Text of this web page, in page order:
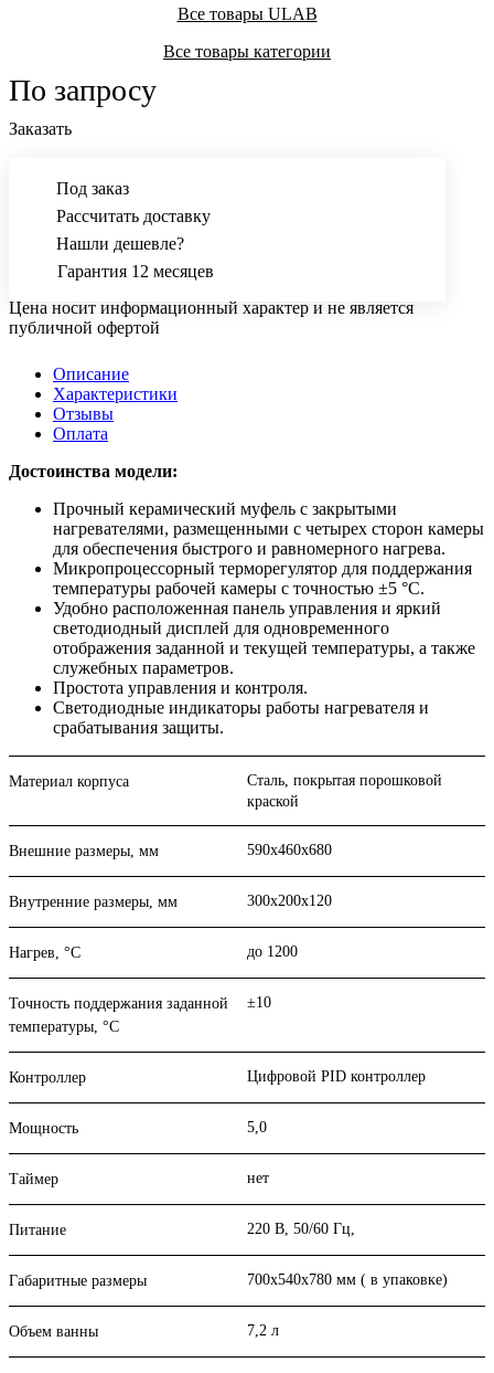
Все товары ULAB
Все товары категории
По запросу
Заказать
Под заказ
Рассчитать доставку
Нашли дешевле?
Гарантия 12 месяцев
Цена носит информационный характер и не является
публичной офертой
Описание
Характеристики
Отзывы
Оплата
Достоинства модели:
Прочный керамический муфель с закрытыми
нагревателями, размещенными с четырех сторон камеры
для обеспечения быстрого и равномерного нагрева.
Микропроцессорный терморегулятор для поддержания
температуры рабочей камеры с точностью ±5 °С.
Удобно расположенная панель управления и яркий
светодиодный дисплей для одновременного
отображения заданной и текущей температуры, а также
служебных параметров.
Простота управления и контроля.
Светодиодные индикаторы работы нагревателя и
срабатывания защиты.
Материал корпуса
Сталь, покрытая порошковой
краской
Внешние размеры, мм 590х460х680
Внутренние размеры, мм 300х200х120
Нагрев, °С до 1200
Точность поддержания заданной
температуры, °С
±10
Контроллер Цифровой PID контроллер
Мощность 5,0
Таймер нет
Питание 220 В, 50/60 Гц,
Габаритные размеры 700х540х780 мм ( в упаковке)
Объем ванны 7,2 л